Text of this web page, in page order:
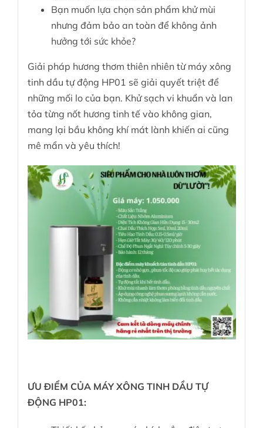
Bạn muốn lựa chọn sản phẩm khử mùi
nhưng đảm bảo an toàn để không ảnh
hưởng tới sức khỏe?
Giải pháp hương thơm thiên nhiên từ máy xông
tinh dầu tự động HP01 sẽ giải quyết triệt để
những mối lo của bạn. Khử sạch vi khuẩn và lan
tỏa từng nốt hương tinh tế vào không gian,
mang lại bầu không khí mát lành khiến ai cũng
mê mẩn và yêu thích!
ƯU ĐIỂM CỦA MÁY XÔNG TINH DẦU TỰ
ĐỘNG HP01: